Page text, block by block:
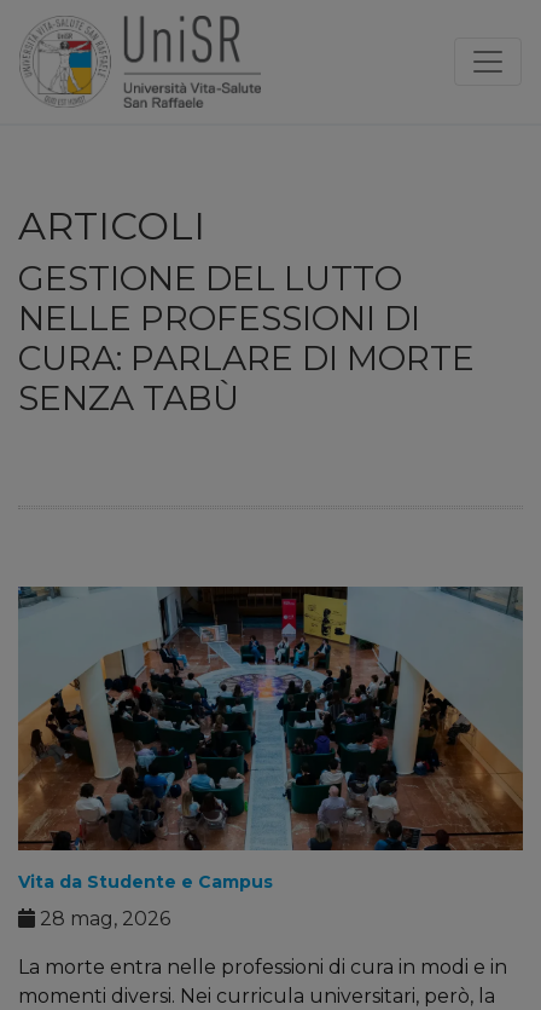
ARTICOLI
GESTIONE DEL LUTTO
NELLE PROFESSIONI DI
CURA: PARLARE DI MORTE
SENZA TABÙ
Vita da Studente e Campus
28 mag, 2026
La morte entra nelle professioni di cura in modi e in
momenti diversi. Nei curricula universitari, però, la